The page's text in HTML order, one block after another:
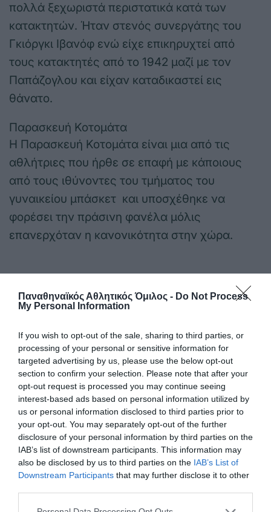
Παναθηναϊκός Αθλητικός Όμιλος - Do Not Process
My Personal Information
If you wish to opt-out of the sale, sharing to third parties, or
processing of your personal or sensitive information for
targeted advertising by us, please use the below opt-out
section to confirm your selection. Please note that after your
opt-out request is processed you may continue seeing
interest-based ads based on personal information utilized by
us or personal information disclosed to third parties prior to
your opt-out. You may separately opt-out of the further
disclosure of your personal information by third parties on the
IAB’s list of downstream participants. This information may
also be disclosed by us to third parties on the IAB’s List of
Downstream Participants that may further disclose it to other
Please note that this website/app uses one or more Google
πολλά ξεχωριστά περιστατικά κατά των
κατακτητών. Ήταν στενός συνεργάτης του
Γκιόργκι Ιβανόφ ενώ είχε επικηρυχτεί από
τους κατακτητές από το 1942 μαζί με τον
Παπάζογλου και είχαν καταδικαστεί εις
θάνατο.
Παρασκευή Κοτομάτα
Η Παρασκευή Κοτομάτα είναι μια από τις
αθλήτριες που ήρθε σε επαφή με κάποιους
από τους ιθύνοντες του τμήματος του
γυναικείου μπάσκετ και υποσχέθηκε να
φορέσει την πράσινη φανέλα μόλις
επανερχόταν η κανονικότητα στην χώρα.
ΤΕΛΕΥΤΑΙΑ ΝΕΑ